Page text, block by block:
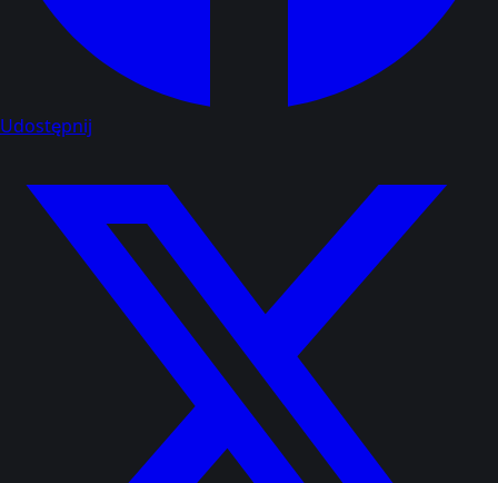
Udostępnij